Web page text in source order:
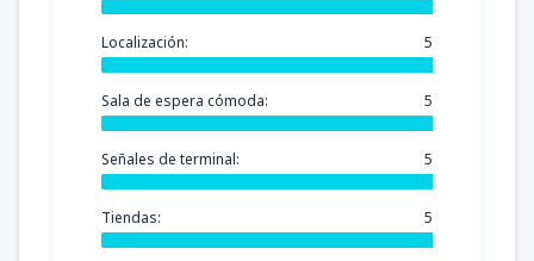
Localización: 5
Sala de espera cómoda: 5
Señales de terminal: 5
Tiendas: 5